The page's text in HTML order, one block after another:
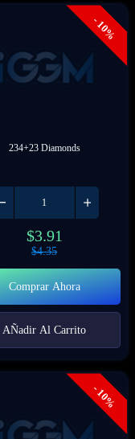
- 10%
234+23 Diamonds
$3.91
$4.35
Comprar Ahora
AÑadir Al Carrito
- 10%